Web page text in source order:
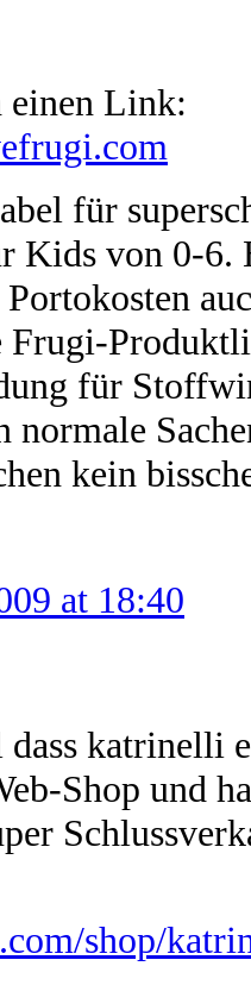
einen Link:
für
Kids von 0-6.
Frugi-
für
kein
at 18:40
katrinelli
Shop und
shop/